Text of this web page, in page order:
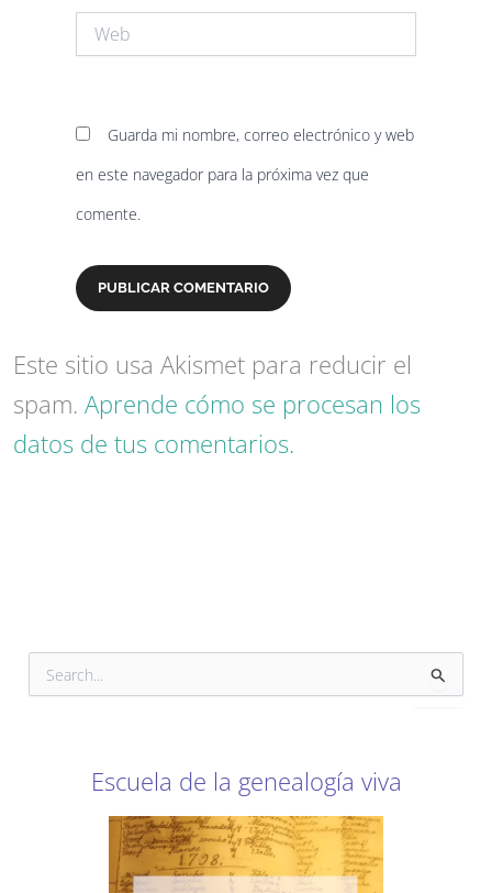
Guarda mi nombre, correo electrónico y web
en este navegador para la próxima vez que
comente.
Este sitio usa Akismet para reducir el
spam.Aprende cómo se procesan los
datos de tus comentarios.
Escuela de la genealogía viva